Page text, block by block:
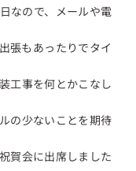
なので、メールや電
張もあったりでタイ
工事を何とかこなし
の少ないことを期待
賀会に出席しました